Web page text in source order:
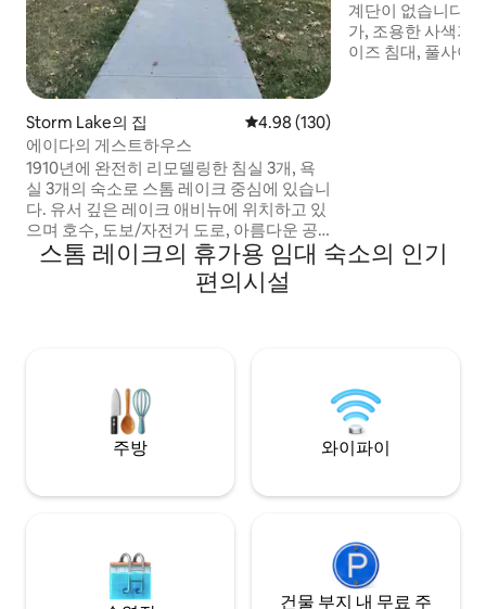
Storm Lake의 집 평점 4.98점(5점 만점), 후기 130
4.98 (130)
에이다의 게스트하우스
1910년에 완전히 리모델링한 침실 3개, 욕
실 3개의 숙소로 스톰 레이크 중심에 있습니
다. 유서 깊은 레이크 애비뉴에 위치하고 있
으며 호수, 도보/자전거 도로, 아름다운 공
원 2곳에서 불과 2블록 거리에 있습니다. 도
심은 도보 거리 내에 있으며 아름다운 교회
5개, 킹스 포인트 워터파크 및 해변/공원도
는 깨끗한 숙소입니다.
계단이 없습니다.
가, 조용한 사색가
이즈 침대, 풀사이
스톰 레이크의 휴가용 임대 숙소의 인기
편의시설
주방 와이파이
건물 부지 내 무료 주